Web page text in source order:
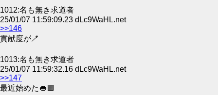
1012:名も無き求道者
25/01/07 11:59:09.23 dLc9WaHL.net
>>146
貢献度が🪥
1013:名も無き求道者
25/01/07 11:59:32.16 dLc9WaHL.net
>>147
最近始めた👄🟪